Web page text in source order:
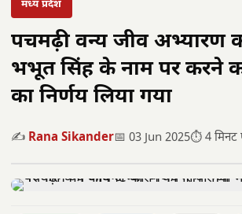
मध्य प्रदेश
पचमढ़ी वन्य जीव अभ्यारण
भभूत सिंह के नाम पर करने
का निर्णय लिया गया
✍️ Rana Sikander📅 03 Jun 2025⏱️ 4 मिनट